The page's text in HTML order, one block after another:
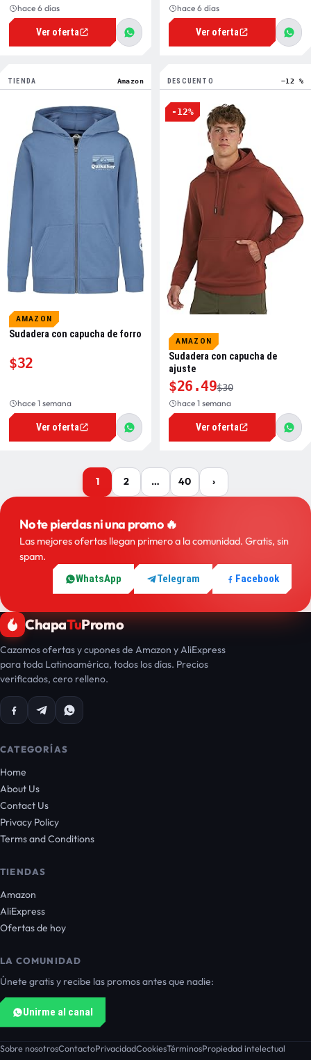
hace 6 días
Ver oferta
hace 6 días
Ver oferta
TIENDA Amazon
AMAZON
Sudadera con capucha de forro
$32
hace 1 semana
Ver oferta
DESCUENTO −12 %
-12%
AMAZON
Sudadera con capucha de
ajuste
$26.49$30
hace 1 semana
Ver oferta
Más
ofertas
1 2 … 40 ›
No te pierdas ni una promo 🔥
Las mejores ofertas llegan primero a la comunidad. Gratis, sin
spam.
WhatsApp Telegram Facebook
ChapaTuPromo
Cazamos ofertas y cupones de Amazon y AliExpress
para toda Latinoamérica, todos los días. Precios
verificados, cero relleno.
CATEGORÍAS
Home
About Us
Contact Us
Privacy Policy
Terms and Conditions
TIENDAS
Amazon
AliExpress
Ofertas de hoy
LA COMUNIDAD
Únete gratis y recibe las promos antes que nadie:
Unirme al canal
Sobre nosotrosContactoPrivacidadCookiesTérminosPropiedad intelectual